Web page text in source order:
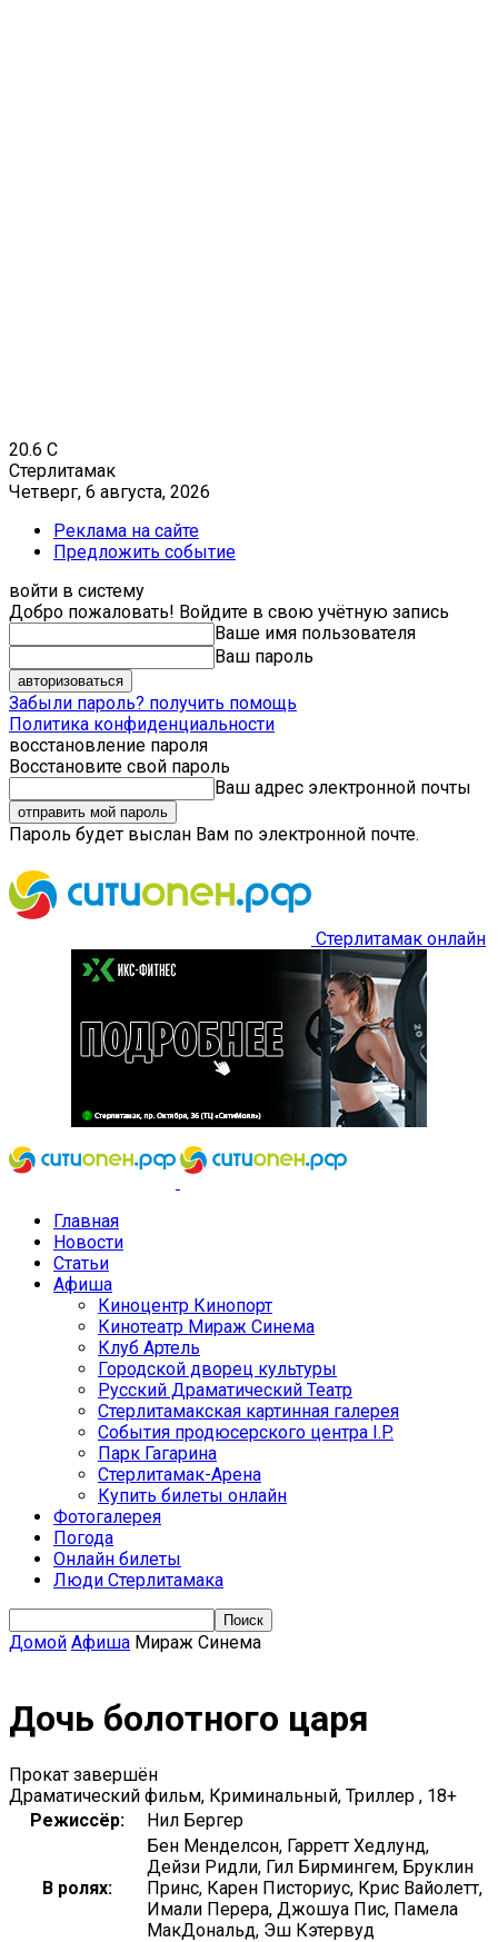
20.6 C
Стерлитамак
Четверг, 6 августа, 2026
Реклама на сайте
Предложить событие
войти в систему
Добро пожаловать! Войдите в свою учётную запись
Ваше имя пользователя
Ваш пароль
Забыли пароль? получить помощь
Политика конфиденциальности
восстановление пароля
Восстановите свой пароль
Ваш адрес электронной почты
Пароль будет выслан Вам по электронной почте.
Стерлитамак онлайн
Главная
Новости
Статьи
Афиша
Киноцентр Кинопорт
Кинотеатр Мираж Синема
Клуб Артель
Городской дворец культуры
Русский Драматический Театр
Стерлитамакская картинная галерея
События продюсерского центра I.P.
Парк Гагарина
Стерлитамак-Арена
Купить билеты онлайн
Фотогалерея
Погода
Онлайн билеты
Люди Стерлитамака
Домой Афиша Мираж Синема
Дочь болотного царя
Прокат завершён
Драматический фильм, Криминальный, Триллер , 18+
Режиссёр:
Нил Бергер
В ролях:
Бен Менделсон, Гарретт Хедлунд,
Дейзи Ридли, Гил Бирмингем, Бруклин
Принс, Карен Писториус, Крис Вайолетт,
Имали Перера, Джошуа Пис, Памела
МакДональд, Эш Кэтервуд